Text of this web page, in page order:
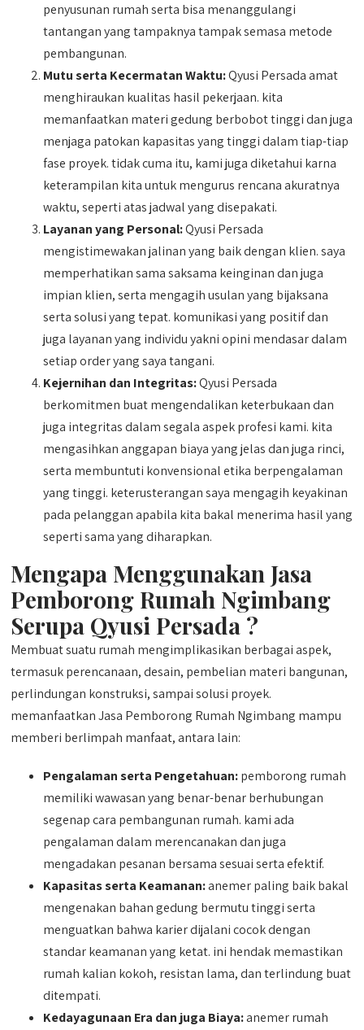
penyusunan rumah serta bisa menanggulangi
tantangan yang tampaknya tampak semasa metode
pembangunan.
Mutu serta Kecermatan Waktu:Qyusi Persada amat
menghiraukan kualitas hasil pekerjaan. kita
memanfaatkan materi gedung berbobot tinggi dan juga
menjaga patokan kapasitas yang tinggi dalam tiap-tiap
fase proyek. tidak cuma itu, kami juga diketahui karna
keterampilan kita untuk mengurus rencana akuratnya
waktu, seperti atas jadwal yang disepakati.
Layanan yang Personal:Qyusi Persada
mengistimewakan jalinan yang baik dengan klien. saya
memperhatikan sama saksama keinginan dan juga
impian klien, serta mengagih usulan yang bijaksana
serta solusi yang tepat. komunikasi yang positif dan
juga layanan yang individu yakni opini mendasar dalam
setiap order yang saya tangani.
Kejernihan dan Integritas:Qyusi Persada
berkomitmen buat mengendalikan keterbukaan dan
juga integritas dalam segala aspek profesi kami. kita
mengasihkan anggapan biaya yang jelas dan juga rinci,
serta membuntuti konvensional etika berpengalaman
yang tinggi. keterusterangan saya mengagih keyakinan
pada pelanggan apabila kita bakal menerima hasil yang
seperti sama yang diharapkan.
Mengapa Menggunakan Jasa
Pemborong Rumah Ngimbang
Serupa Qyusi Persada ?
Membuat suatu rumah mengimplikasikan berbagai aspek,
termasuk perencanaan, desain, pembelian materi bangunan,
perlindungan konstruksi, sampai solusi proyek.
memanfaatkan Jasa Pemborong Rumah Ngimbang mampu
memberi berlimpah manfaat, antara lain:
Pengalaman serta Pengetahuan:pemborong rumah
memiliki wawasan yang benar-benar berhubungan
segenap cara pembangunan rumah. kami ada
pengalaman dalam merencanakan dan juga
mengadakan pesanan bersama sesuai serta efektif.
Kapasitas serta Keamanan:anemer paling baik bakal
mengenakan bahan gedung bermutu tinggi serta
menguatkan bahwa karier dijalani cocok dengan
standar keamanan yang ketat. ini hendak memastikan
rumah kalian kokoh, resistan lama, dan terlindung buat
ditempati.
Kedayagunaan Era dan juga Biaya:anemer rumah